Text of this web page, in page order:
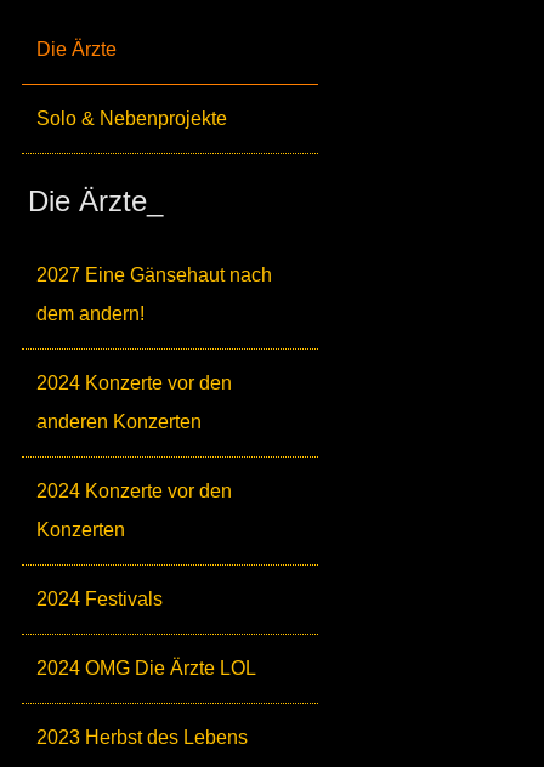
Die Ärzte
Solo & Nebenprojekte
Die Ärzte_
2027 Eine Gänsehaut nach
dem andern!
2024 Konzerte vor den
anderen Konzerten
2024 Konzerte vor den
Konzerten
2024 Festivals
2024 OMG Die Ärzte LOL
2023 Herbst des Lebens